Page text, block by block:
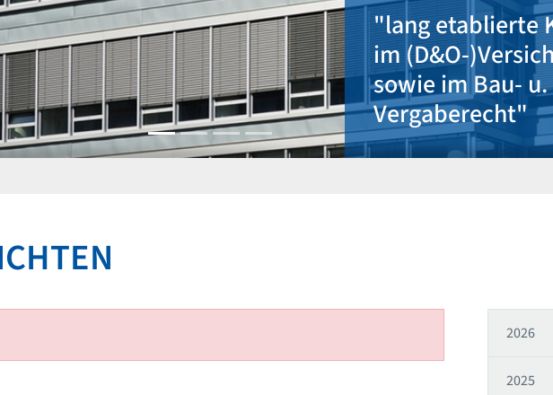
"lang etablierte
im (D&O-
sowie im Bau- u.
Vergaberecht"
2026
2025